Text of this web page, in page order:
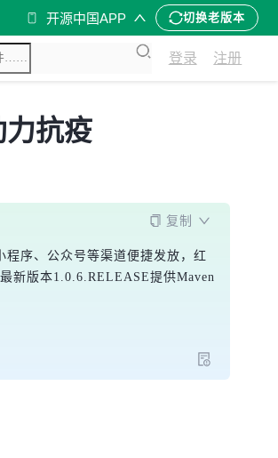
开源中国APP 切换老版本
登录 注册
抗疫
复制
序、公众号等渠道便捷发放，红
新版本1.0.6.RELEASE提供Maven